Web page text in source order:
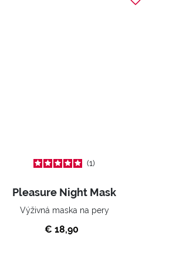
1
Pleasure Night Mask
Výživná maska na pery
€ 18,90